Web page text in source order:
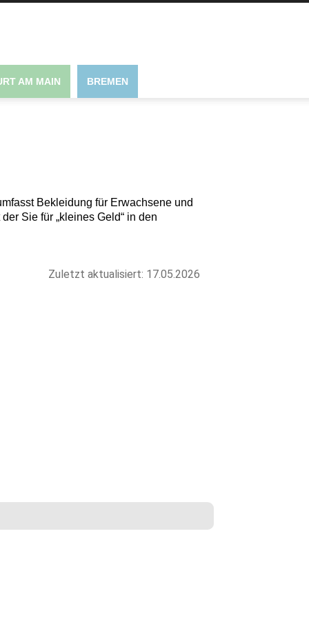
AM MAIN BREMEN
Bekleidung für Erwachsene und
Sie für „kleines Geld“ in den
Zuletzt aktualisiert: 17.05.2026